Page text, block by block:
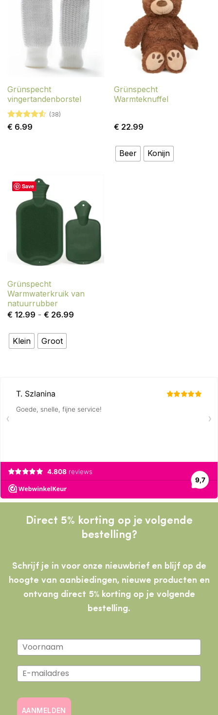
Grünspecht
vingertandenborstel
Gewaardeerd
(38)
€ 6.99
Grünspecht
Warmteknuffel
€ 22.99
Beer Konijn
Save
Grünspecht
Warmwaterkruik van
natuurrubber
€ 12.99 - € 26.99Prijsklasse:
Klein Groot
Direct 5% korting op je volgende
bestelling?
Schrijf je in voor onze nieuwbrief en blijf op de
hoogte van aanbiedingen, nieuwe producten en
ontvang direct 5% korting op je volgende
bestelling.
AANMELDEN